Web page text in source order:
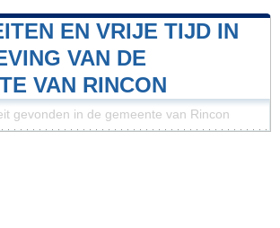
EN VRIJE TIJD IN
VAN DE
VAN RINCON
gevonden in de gemeente van Rincon